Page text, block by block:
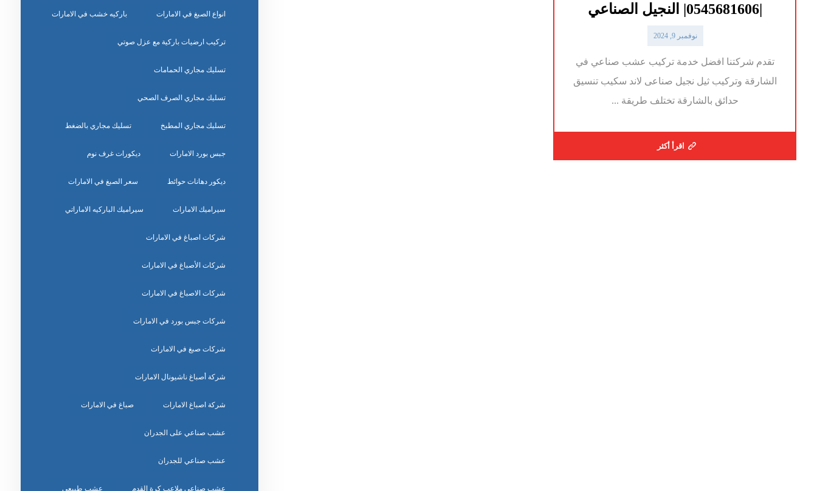
|0545681606| النجيل الصناعي
نوفمبر 9, 2024
تقدم شركتنا افضل خدمة تركيب عشب صناعي في
الشارقة وتركيب ثيل نجيل صناعى لاند سكيب تنسيق
حدائق بالشارقة تختلف طريقة ...
اقرأ أكثر
انواع الصبغ في الامارات باركيه خشب في الامارات
تركيب ارضيات باركية مع عزل صوتي
تسليك مجاري الحمامات
تسليك مجاري الصرف الصحي
تسليك مجاري المطبخ تسليك مجاري بالضغط
جبس بورد الامارات ديكورات غرف نوم
ديكور دهانات حوائط سعر الصبغ في الامارات
سيراميك الامارات سيراميك الباركيه الاماراتي
شركات اصباغ في الامارات
شركات الأصباغ في الامارات
شركات الاصباغ في الامارات
شركات جبس بورد في الامارات
شركات صبغ في الامارات
شركة أصباغ ناشيونال الامارات
شركة اصباغ الامارات صباغ في الامارات
عشب صناعي على الجدران
عشب صناعي للجدران
عشب صناعي ملاعب كرة القدم عشب طبيعي